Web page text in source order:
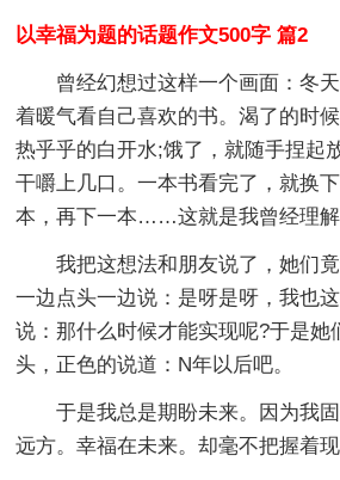
以幸福为题的话题作文500字 篇2
曾经幻想过这样一个画面：冬
着暖气看自己喜欢的书。渴了的时
热乎乎的白开水;饿了，就随手捏起
干嚼上几口。一本书看完了，就换
本，再下一本……这就是我曾经理解
我把这想法和朋友说了，她们
一边点头一边说：是呀是呀，我也
说：那什么时候才能实现呢?于是她
头，正色的说道：N年以后吧。
于是我总是期盼未来。因为我
远方。幸福在未来。却毫不把握着现